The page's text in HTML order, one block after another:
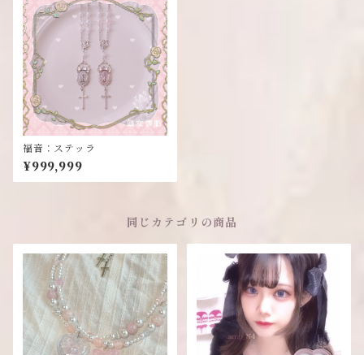
福音：ステッラ
¥999,999
同じカテゴリの商品